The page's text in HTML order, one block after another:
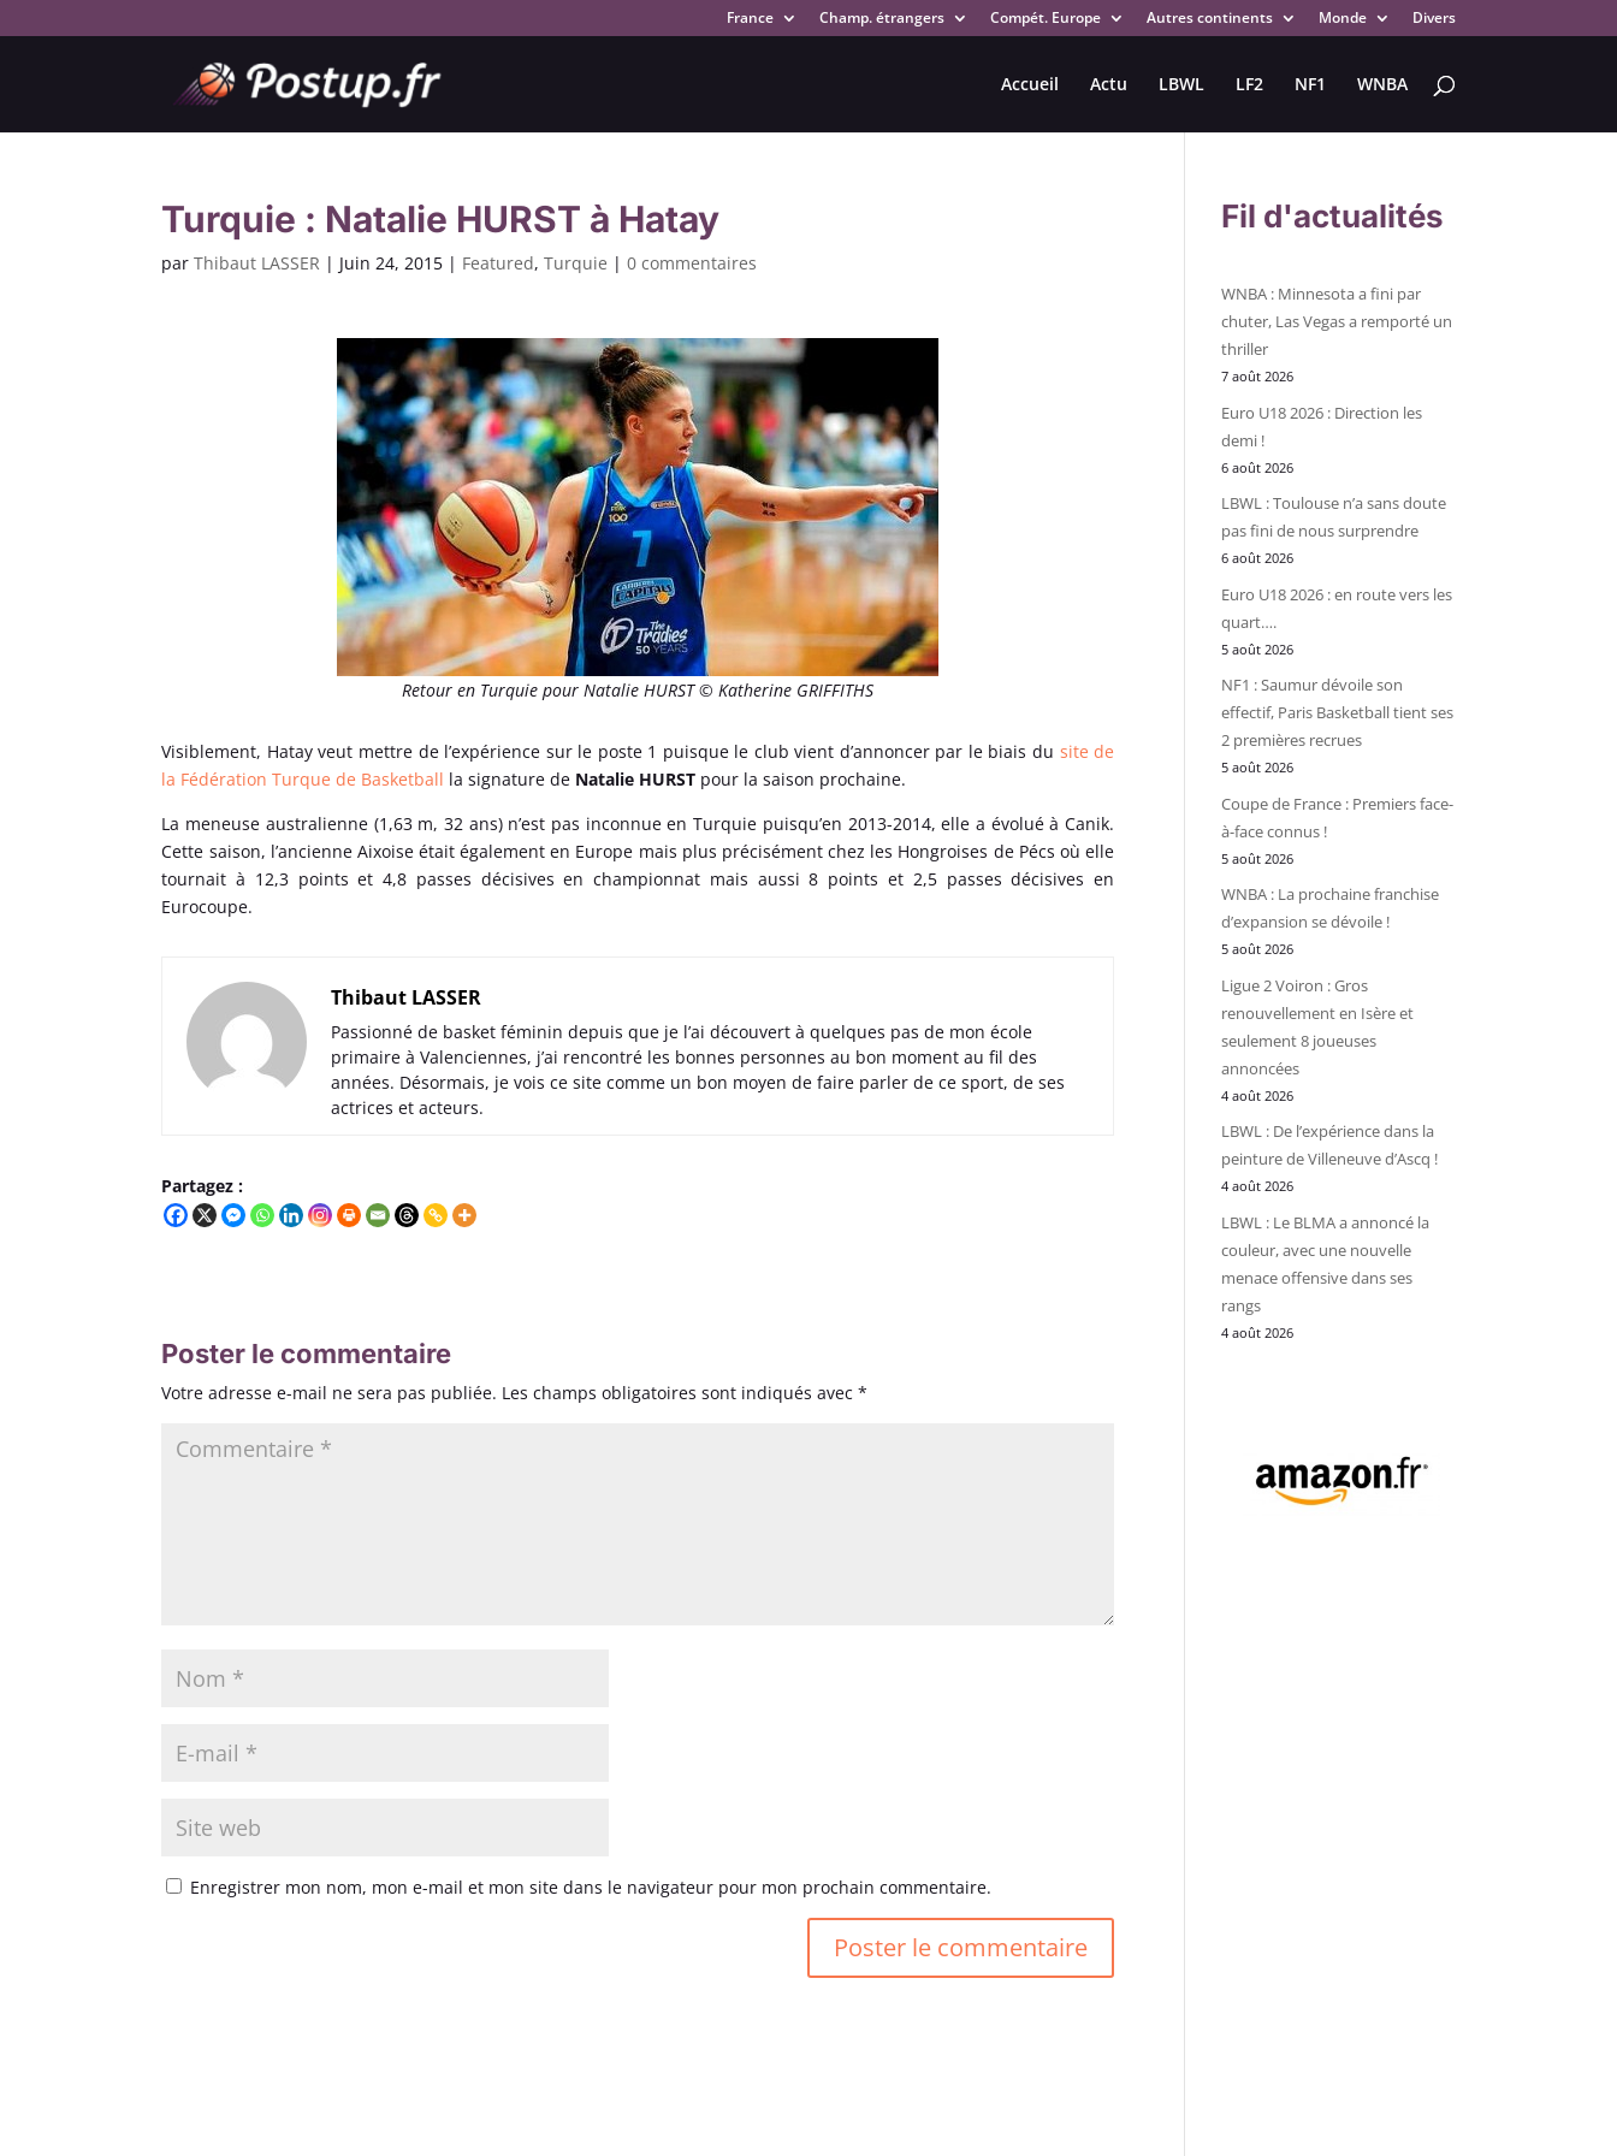
France Champ. étrangers Compét. Europe Autres continents Monde Divers
Accueil Actu LBWL LF2 NF1 WNBA
Turquie : Natalie HURST à Hatay
parThibaut LASSER | Juin 24, 2015 | Featured,Turquie |0 commentaires
Retour en Turquie pour Natalie HURST © Katherine GRIFFITHS
Visiblement, Hatay veut mettre de l’expérience sur le poste 1 puisque le club vient d’annoncer par le biais du site de
la Fédération Turque de Basketball la signature de Natalie HURST pour la saison prochaine.
La meneuse australienne (1,63 m, 32 ans) n’est pas inconnue en Turquie puisqu’en 2013-2014, elle a évolué à Canik.
Cette saison, l’ancienne Aixoise était également en Europe mais plus précisément chez les Hongroises de Pécs où elle
tournait à 12,3 points et 4,8 passes décisives en championnat mais aussi 8 points et 2,5 passes décisives en
Eurocoupe.
Thibaut LASSER
Passionné de basket féminin depuis que je l’ai découvert à quelques pas de mon école
primaire à Valenciennes, j’ai rencontré les bonnes personnes au bon moment au fil des
années. Désormais, je vois ce site comme un bon moyen de faire parler de ce sport, de ses
actrices et acteurs.
Partagez :
Poster le commentaire
Votre adresse e-mail ne sera pas publiée. Les champs obligatoires sont indiqués avec*
Enregistrer mon nom, mon e-mail et mon site dans le navigateur pour mon prochain commentaire.
Fil d'actualités
WNBA : Minnesota a fini par
chuter, Las Vegas a remporté un
thriller
7 août 2026
Euro U18 2026 : Direction les
demi !
6 août 2026
LBWL : Toulouse n’a sans doute
pas fini de nous surprendre
6 août 2026
Euro U18 2026 : en route vers les
quart….
5 août 2026
NF1 : Saumur dévoile son
effectif, Paris Basketball tient ses
2 premières recrues
5 août 2026
Coupe de France : Premiers face-
à-face connus !
5 août 2026
WNBA : La prochaine franchise
d’expansion se dévoile !
5 août 2026
Ligue 2 Voiron : Gros
renouvellement en Isère et
seulement 8 joueuses
annoncées
4 août 2026
LBWL : De l’expérience dans la
peinture de Villeneuve d’Ascq !
4 août 2026
LBWL : Le BLMA a annoncé la
couleur, avec une nouvelle
menace offensive dans ses
rangs
4 août 2026